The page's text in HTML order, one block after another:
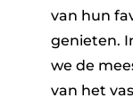
van hun
genieten.
we de
van het